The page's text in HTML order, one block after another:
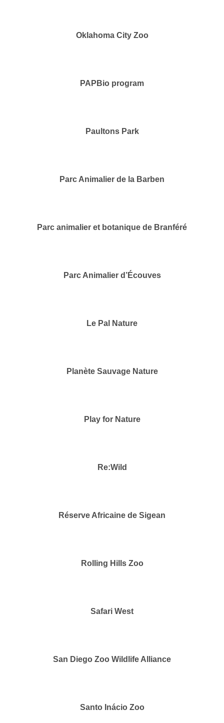
Oklahoma City Zoo
PAPBio program
Paultons Park
Parc Animalier de la Barben
Parc animalier et botanique de Branféré
Parc Animalier d’Écouves
Le Pal Nature
Planète Sauvage Nature
Play for Nature
Re:Wild
Réserve Africaine de Sigean
Rolling Hills Zoo
Safari West
San Diego Zoo Wildlife Alliance
Santo Inácio Zoo